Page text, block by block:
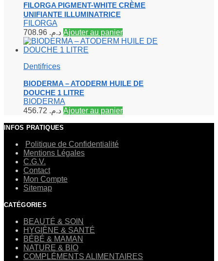
FILORGA PIGMENT-WHITE CRÈME
UNIFIANTE ILLUMINATRICE
FILORGA
د.م. Ajouter au panier
Dentifrices
BIODERMA – ATODERM HUILE DE
DOUCHE 1 LITRE
BIODERMA
د.م. Ajouter au panier
INFOS PRATIQUES
Politique de Confidentialité
Mentions Légales
C.G.V.
Contact
Mon Compte
Sitemap
CATÉGORIES
BEAUTÉ & SOIN
HYGIÈNE & SANTÉ
BÉBÉ & MAMAN
NATURE & BIO
COMPLÉMENTS ALIMENTAIRES